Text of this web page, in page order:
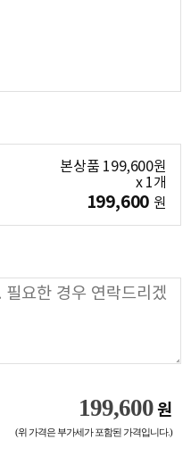
본상품 199,600원
x 1개
199,600 원
199,600 원
(위 가격은 부가세가 포함된 가격입니다.)